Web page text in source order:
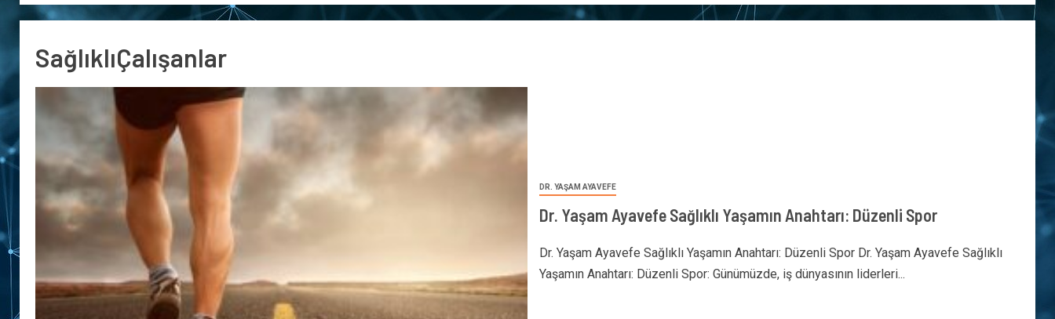
SağlıklıÇalışanlar
DR. YAŞAM AYAVEFE
Dr. Yaşam Ayavefe Sağlıklı Yaşamın Anahtarı: Düzenli Spor
Dr. Yaşam Ayavefe Sağlıklı Yaşamın Anahtarı: Düzenli Spor Dr. Yaşam Ayavefe Sağlıklı
Yaşamın Anahtarı: Düzenli Spor: Günümüzde, iş dünyasının liderleri...